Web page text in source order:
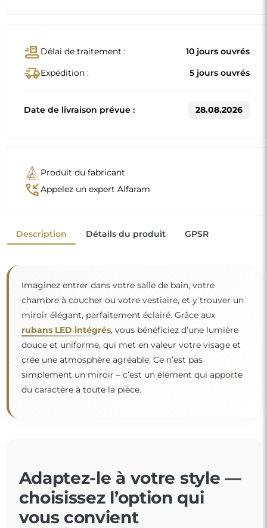
conveyor_beltDélai de traitement : 10 jours ouvrés
delivery_truck_speedExpédition : 5 jours ouvrés
Date de livraison prévue : 28.08.2026
Produit du fabricant
phone_callbackAppelez un expert Alfaram
Description Détails du produit GPSR
Imaginez entrer dans votre salle de bain, votre
chambre à coucher ou votre vestiaire, et y trouver un
miroir élégant, parfaitement éclairé. Grâce aux
rubans LED intégrés, vous bénéficiez d’une lumière
douce et uniforme, qui met en valeur votre visage et
crée une atmosphère agréable. Ce n’est pas
simplement un miroir – c’est un élément qui apporte
du caractère à toute la pièce.
“
Adaptez-le à votre style —
choisissez l’option qui
vous convient